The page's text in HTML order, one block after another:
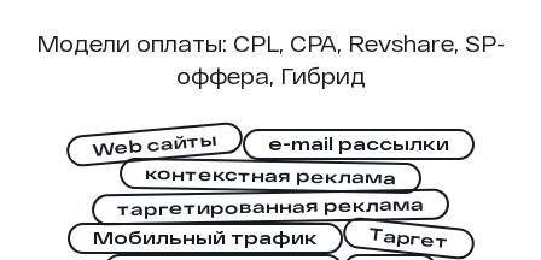
Модели оплаты: CPL, CPA, Revshare, SP-
оффера, Гибрид
Web сайты e-mail рассылки
контекстная реклама
таргетированная реклама
Мобильный трафик Таргет